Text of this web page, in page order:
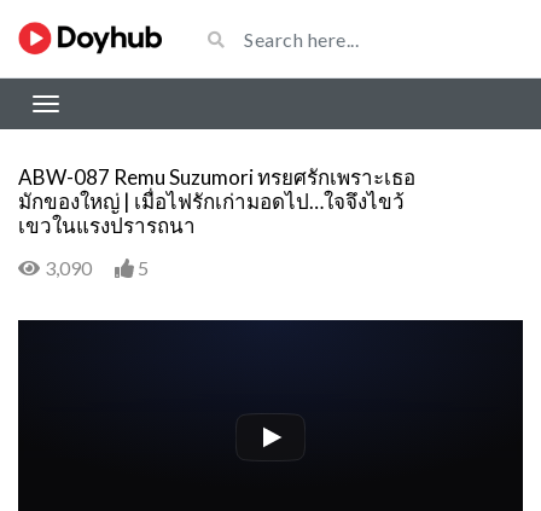
ABW-087 Remu Suzumori ทรยศรักเพราะเธอ
มักของใหญ่ | เมื่อไฟรักเก่ามอดไป…ใจจึงไขว้
เขวในแรงปรารถนา
3,090 5